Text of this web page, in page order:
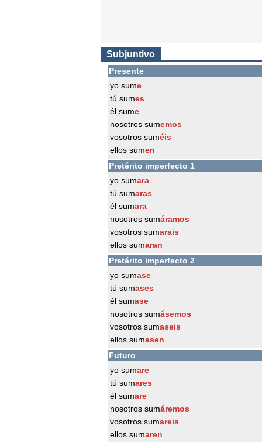
Subjuntivo
Presente
yo sume
tú sumes
él sume
nosotros sumemos
vosotros suméis
ellos sumen
Pretérito imperfecto 1
yo sumara
tú sumaras
él sumara
nosotros sumáramos
vosotros sumarais
ellos sumaran
Pretérito imperfecto 2
yo sumase
tú sumases
él sumase
nosotros sumásemos
vosotros sumaseis
ellos sumasen
Futuro
yo sumare
tú sumares
él sumare
nosotros sumáremos
vosotros sumareis
ellos sumaren